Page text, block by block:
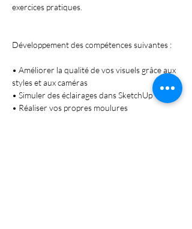
Développement des compétences suivantes :
• Améliorer la qualité de vos visuels grâce aux
styles et aux caméras
• Simuler des éclairages dans SketchUp
• Réaliser vos propres moulures